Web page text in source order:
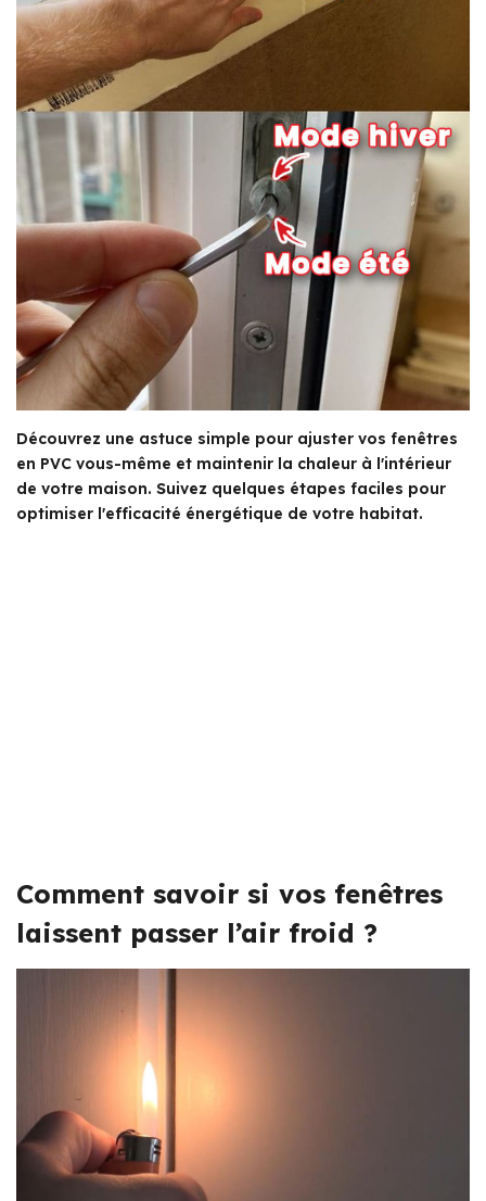
Découvrez une astuce simple pour ajuster vos fenêtres
en PVC vous-même et maintenir la chaleur à l'intérieur
de votre maison. Suivez quelques étapes faciles pour
optimiser l'efficacité énergétique de votre habitat.
Comment savoir si vos fenêtres
laissent passer l’air froid ?